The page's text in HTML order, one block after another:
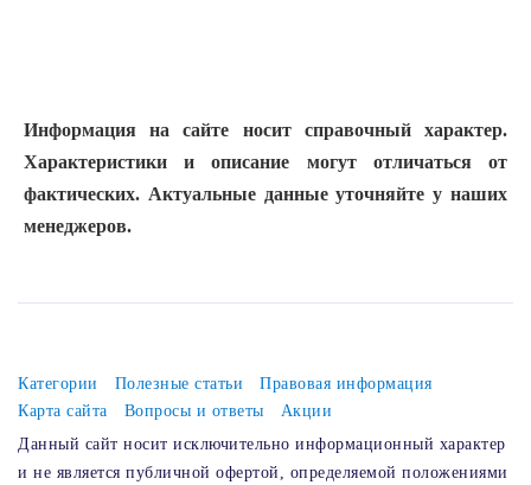
Информация на сайте носит справочный характер.
Характеристики и описание могут отличаться от
фактических. Актуальные данные уточняйте у наших
менеджеров.
Категории Полезные статьи
Правовая информация
Карта сайта
Вопросы и ответы
Акции
Данный сайт носит исключительно информационный характер
и не является публичной офертой, определяемой положениями